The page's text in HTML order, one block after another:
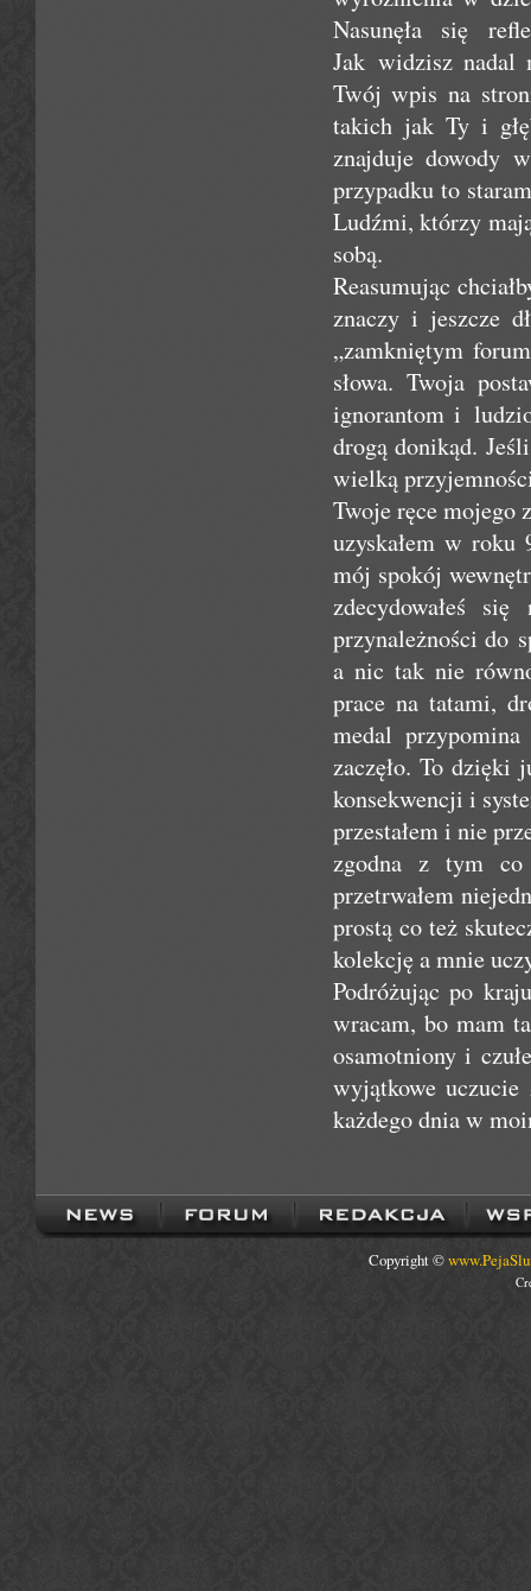
Nasunęła się
Jak widzisz nadal
Twój wpis na
takich jak Ty i
znajduje dowody
przypadku to
Ludźmi, którzy
sobą.
Reasumując
znaczy i jeszcze
„zamkniętym
słowa. Twoja
ignorantom i
drogą donikąd.
wielką
Twoje ręce mojego
uzyskałem w
mój spokój
zdecydowałeś
przynależności do
a nic tak nie
prace na tatami,
medal
zaczęło. To dzięki
konsekwencji i
przestałem i nie
zgodna z tym co
przetrwałem
prostą co też
kolekcję a mnie
Podróżując po
wracam, bo mam
osamotniony i
wyjątkowe
każdego dnia w
Copyright ©